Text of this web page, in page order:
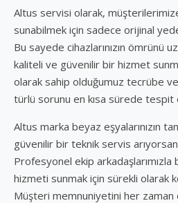
Altus servisi olarak,
sunabilmek için sadece orijinal
Bu sayede cihazlarınızın ömrünü
kaliteli ve güvenilir bir hizmet
olarak sahip olduğumuz tecrübe
türlü sorunu en kısa sürede
Altus marka beyaz eşyalarınızın
güvenilir bir teknik servis
Profesyonel ekip
hizmeti sunmak için sürekli olarak
Müşteri memnuniyetini her zaman